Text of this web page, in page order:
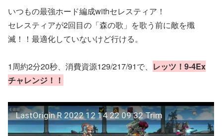
いつもの最強ホード編成withセレスティア！
セレスティアが2回目の「森の歌」を歌う前に敵を殲
滅！！最適化していないけど行ける。
1周約2分20秒、消費資源129/217/91で、 レッツ！9-4Ex
チャレンジ！！
LastOrigin R 2022 12 14 22 09 32 Trim